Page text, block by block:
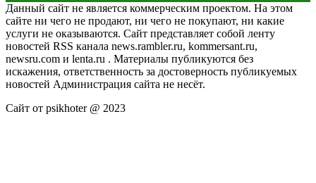
Данный сайт не является коммерческим проектом. На этом
сайте ни чего не продают, ни чего не покупают, ни какие
услуги не оказываются. Сайт представляет собой ленту
новостей RSS канала news.rambler.ru, kommersant.ru,
newsru.com и lenta.ru . Материалы публикуются без
искажения, ответственность за достоверность публикуемых
новостей Администрация сайта не несёт.
Сайт от psikhoter @ 2023